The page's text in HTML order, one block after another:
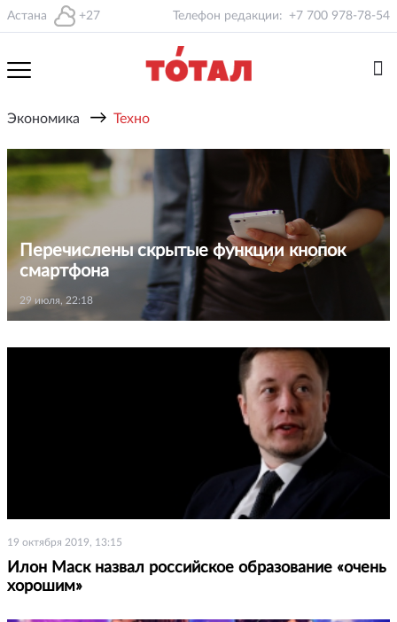
Астана +27 Телефон редакции: +7 700 978-78-54
Экономика → Техно
Перечислены скрытые функции кнопок
смартфона
29 июля, 22:18
19 октября 2019, 13:15
Илон Маск назвал российское образование «очень
хорошим»